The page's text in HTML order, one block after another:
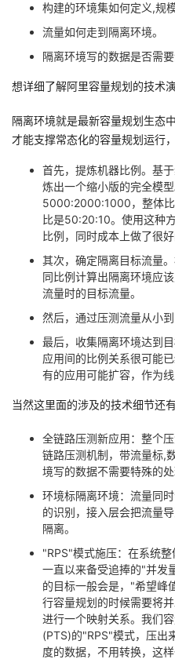
构建的环境集如何定义,规
流量如何走到隔离环境。
隔离环境写的数据是否需
想详细了解阿里容量规划的技术
隔离环境就是最新容量规划生态
才能支撑常态化的容量规划运行
首先，提炼机器比例。基
炼出一个缩小版的完全模
5000:2000:1000，整体
比是50:20:10。使用这种
比例，同时成本上做了很好
其次，确定隔离目标流量
同比例计算出隔离环境应
流量时的目标流量。
然后，通过压测流量从小
最后，收集隔离环境达到
应用间的比例关系很可能
有的应用可能扩容，作为线
当然这里面的涉及的技术细节还
全链路压测新应用：整个
链路压测机制，带流量标,
境写的数据不需要特殊的处
环境标隔离环境：流量同
的识别，接入层会把流量
隔离。
"RPS"模式施压：在系统
一直以来备受追捧的"并发
的目标一般会是，"希望峰
行容量规划的时候需要将
进行一个映射关系。我们
(PTS)的"RPS"模式，压出
度的数据，不用转换，这